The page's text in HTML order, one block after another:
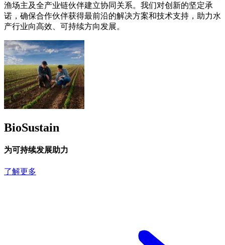
渔场主及全产业链伙伴建立协同关系。我们对创新的坚定承
诺，确保合作伙伴获得最前沿的解决方案和技术支持，助力水
产行业向高效、可持续方向发展。
BioSustain
为可持续发展助力
了解更多